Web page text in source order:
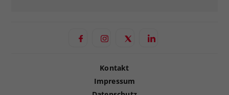
Kontakt
Impressum